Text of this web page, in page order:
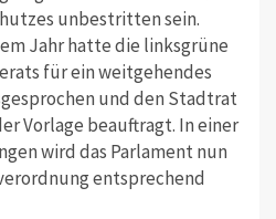
unbestritten sein.
Jahr hatte die linksgrüne
für ein weitgehendes
und den Stadtrat
Vorlage beauftragt. In einer
wird das Parlament nun
entsprechend